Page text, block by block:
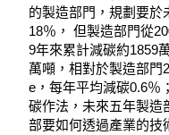
的製造部門，規劃要於
18％， 但製造部門從
9年來累計減碳約1859
萬噸，相對於製造部門
e，每年平均減碳0.6％
碳作法，未來五年製造
部要如何透過產業的技